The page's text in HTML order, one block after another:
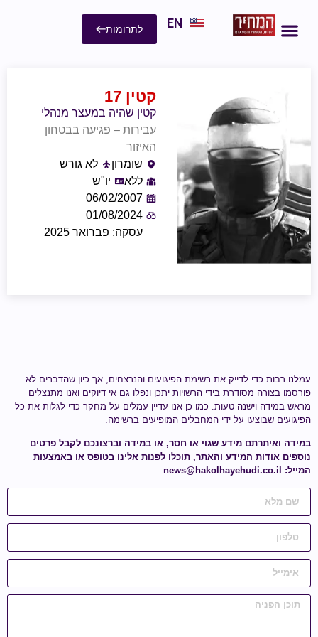
EN לתרומות
קטין 17
קטין שהיה במעצר מנהלי
עבירות – פגיעה בבטחון
האיזור
שומרון
לא גורש
ללא
יו"ש
06/02/2007
01/08/2024
עסקה: פברואר 2025
עמלנו רבות כדי לדייק את רשימת הפיגועים והנרצחים, אך כיון שהדברים לא
פורסמו בצורה מסודרת בידי הרשויות יתכן ונפלו גם אי דיוקים ואנו מתנצלים
מראש במידה וישנה טעות. כמו כן אנו עדיין עמלים על מחקר כדי לגלות את כל
הפיגועים שבוצעו על ידי המחבלים המופיעים ברשימה.
במידה ואיתרתם מידע שגוי או חסר, או במידה וברצונכם לקבל פרטים
נוספים אודות המידע והאתר, תוכלו לפנות אלינו בטופס או באמצעות
המייל:
news@hakolhayehudi.co.il